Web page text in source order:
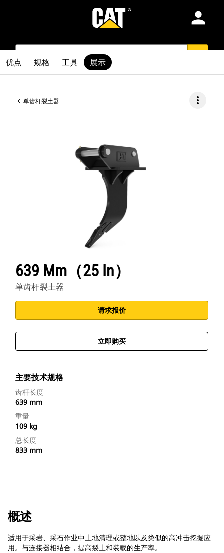
person
SEARCH
产品
行业
服务和支持
Africa Middle-East-简体中文
单齿杆裂土器 more_vert
639 Mm（25 In）
单齿杆裂土器
请求报价
立即购买
主要技术规格
齿杆长度
639 mm
重量
109 kg
总长度
833 mm
优点 规格 工具 展示
概述
适用于采岩、采石作业中土地清理或整地以及类似的高冲击挖掘应
用。与连接器相结合，提高裂土和装载的生产率。